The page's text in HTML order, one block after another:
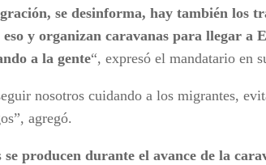
se desinforma, hay también los
eso y organizan caravanas para llegar a
a la gente“, expresó el mandatario en
nosotros cuidando a los migrantes,
agregó.
se producen durante el avance de la